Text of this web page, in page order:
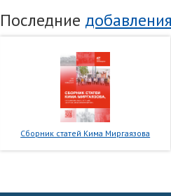
Последние
Сборник статей Кима Миргаязова